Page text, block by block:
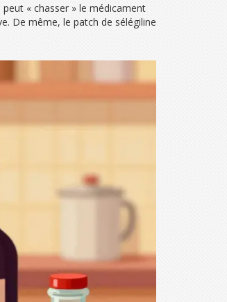
« chasser » le médicament
De même, le patch de sélégiline